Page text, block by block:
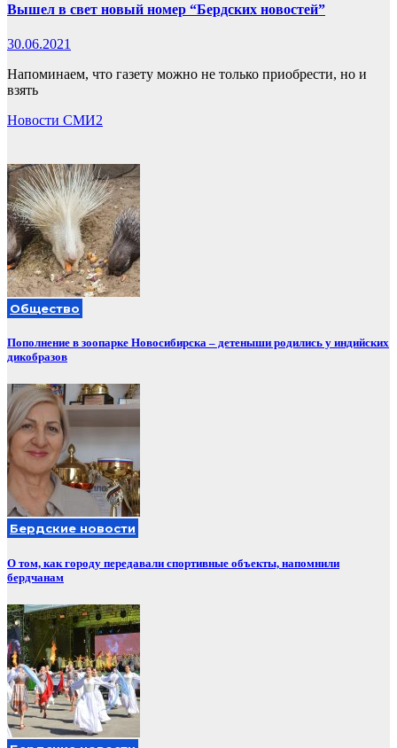
Вышел в свет новый номер “Бердских новостей”
30.06.2021
Напоминаем, что газету можно не только приобрести, но и
взять
Новости СМИ2
Общество
Пополнение в зоопарке Новосибирска – детеныши родились у индийских
дикобразов
Бердские новости
О том, как городу передавали спортивные объекты, напомнили
бердчанам